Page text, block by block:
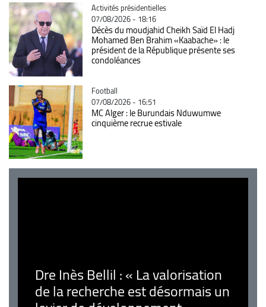
Catégorie
Activités présidentielles
07/08/2026 - 18:16
Décès du moudjahid Cheikh Saïd El Hadj
Mohamed Ben Brahim «Kaabache» : le
président de la République présente ses
condoléances
Catégorie
Football
07/08/2026 - 16:51
MC Alger : le Burundais Nduwumwe
cinquième recrue estivale
Dre Inès Bellil : « La valorisation
de la recherche est désormais un